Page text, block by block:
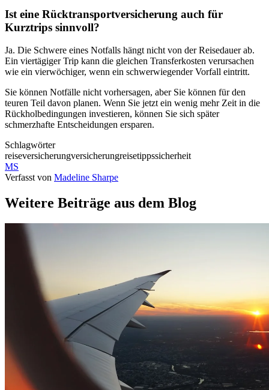
Ist eine Rücktransportversicherung auch für
Kurztrips sinnvoll?
Ja. Die Schwere eines Notfalls hängt nicht von der Reisedauer ab.
Ein viertägiger Trip kann die gleichen Transferkosten verursachen
wie ein vierwöchiger, wenn ein schwerwiegender Vorfall eintritt.
Sie können Notfälle nicht vorhersagen, aber Sie können für den
teuren Teil davon planen. Wenn Sie jetzt ein wenig mehr Zeit in die
Rückholbedingungen investieren, können Sie sich später
schmerzhafte Entscheidungen ersparen.
Schlagwörter
reiseversicherungversicherungreisetippssicherheit
MS
Verfasst von Madeline Sharpe
Weitere Beiträge aus dem Blog